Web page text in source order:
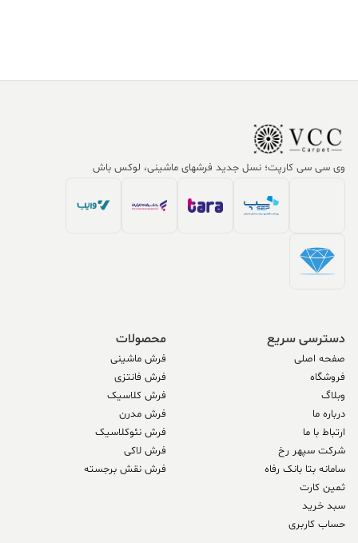
وی سی سی کارپت؛ نسل جدید فرشهای ماشینی، لوکس باش
دسترسی سریع
صفحه اصلی
فروشگاه
وبلاگ
درباره ما
ارتباط با ما
شرکت سپهر رخ
سامانه بتا بانک رفاه
ثمین کارت
سبد خرید
حساب کاربری
محصولات
فرش ماشینی
فرش فانتزی
فرش کلاسیک
فرش مدرن
فرش نئوکلاسیک
فرش لاکی
فرش نقش برجسته